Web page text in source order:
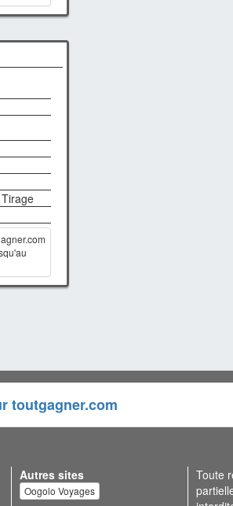
Tirage
toutgagner.com
Autres sites
Oogolo Voyages
Toute